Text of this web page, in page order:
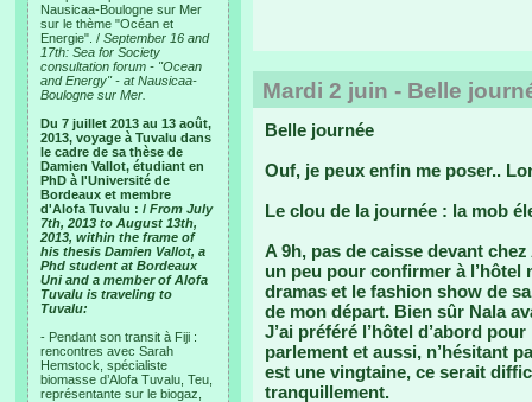
Nausicaa-Boulogne sur Mer
sur le thème "Océan et
Energie". / September 16 and
17th: Sea for Society
consultation forum - "Ocean
and Energy" - at Nausicaa-
Boulogne sur Mer.
Du 7 juillet 2013 au 13 août,
2013, voyage à Tuvalu dans
le cadre de sa thèse de
Damien Vallot, étudiant en
PhD à l'Université de
Bordeaux et membre
d'Alofa Tuvalu : / From July
7th, 2013 to August 13th,
2013, within the frame of
his thesis Damien Vallot, a
Phd student at Bordeaux
Uni and a member of Alofa
Tuvalu is traveling to
Tuvalu:
- Pendant son transit à Fiji :
rencontres avec Sarah
Hemstock, spécialiste
biomasse d’Alofa Tuvalu, Teu,
représentante sur le biogaz,
Mardi 2 juin - Belle
Belle journée
Ouf, je peux enfin me poser..
Le clou de la journée : la mob
A 9h, pas de caisse devant
un peu pour confirmer à
dramas et le fashion show de
de mon départ. Bien sûr Nala
J’ai préféré l’hôtel d’abord
parlement et aussi, n’hésitant
est une vingtaine, ce serait
tranquillement.